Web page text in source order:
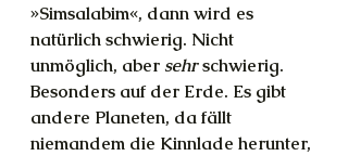
»Simsalabim«, dann wird es
natürlich schwierig. Nicht
unmöglich, aber sehr schwierig.
Besonders auf der Erde. Es gibt
andere Planeten, da fällt
niemandem die Kinnlade herunter,